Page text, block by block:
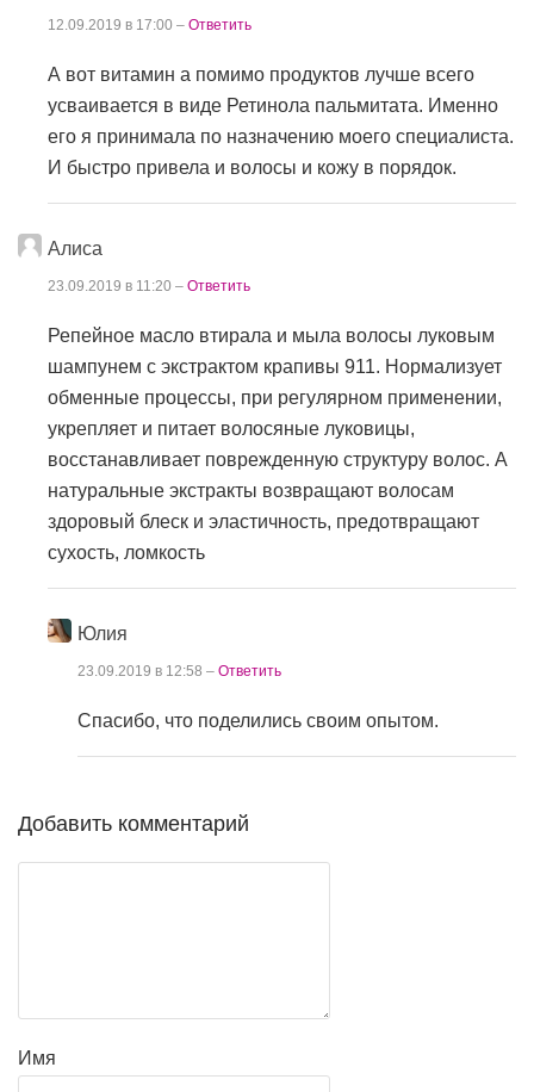
12.09.2019 в 17:00 – Ответить
А вот витамин а помимо продуктов лучше всего
усваивается в виде Ретинола пальмитата. Именно
его я принимала по назначению моего специалиста.
И быстро привела и волосы и кожу в порядок.
Алиса
23.09.2019 в 11:20 – Ответить
Репейное масло втирала и мыла волосы луковым
шампунем с экстрактом крапивы 911. Нормализует
обменные процессы, при регулярном применении,
укрепляет и питает волосяные луковицы,
восстанавливает поврежденную структуру волос. А
натуральные экстракты возвращают волосам
здоровый блеск и эластичность, предотвращают
сухость, ломкость
Юлия
23.09.2019 в 12:58 – Ответить
Спасибо, что поделились своим опытом.
Добавить комментарий
Имя